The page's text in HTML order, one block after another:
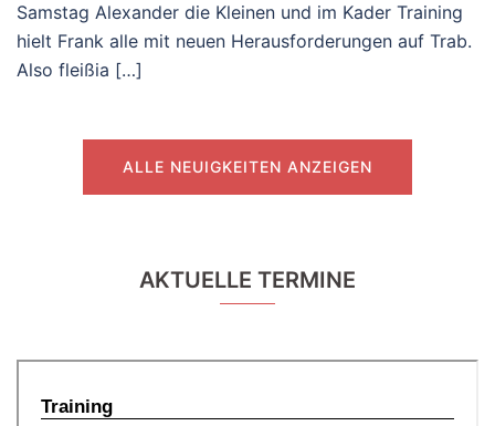
Samstag Alexander die Kleinen und im Kader Training
hielt Frank alle mit neuen Herausforderungen auf Trab.
Also fleißia […]
ALLE NEUIGKEITEN ANZEIGEN
AKTUELLE TERMINE